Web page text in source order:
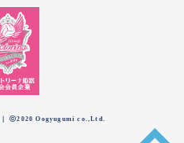
｜ ⓒ2020 Oogyugumi co.,Ltd.